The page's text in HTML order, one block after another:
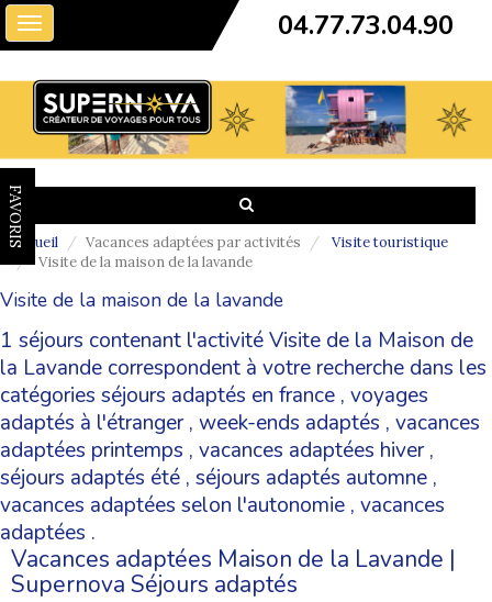
Toggle
navigation
04.77.73.04.90
FAVORIS
Accueil Vacances adaptées par activités
Visite touristique
Visite de la maison de la lavande
Visite de la maison de la lavande
1 séjours contenant l'activité Visite de la Maison de
la Lavande correspondent à votre recherche dans les
catégories séjours adaptés en france , voyages
adaptés à l'étranger, week-ends adaptés , vacances
adaptées printemps , vacances adaptées hiver,
séjours adaptés été , séjours adaptés automne ,
vacances adaptées selon l'autonomie , vacances
adaptées .
Vacances adaptées Maison de la Lavande |
Supernova Séjours adaptés